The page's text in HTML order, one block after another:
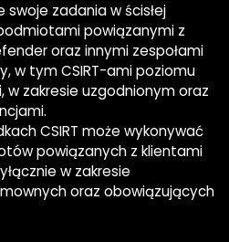
swoje zadania w ścisłej
powiązanymi z
oraz innymi zespołami
w tym CSIRT-ami poziomu
w zakresie uzgodnionym oraz
CSIRT może wykonywać
powiązanych z klientami
w zakresie
oraz obowiązujących